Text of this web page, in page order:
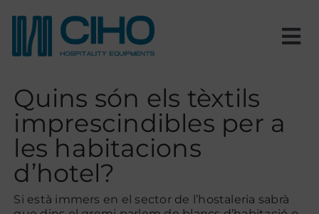
content
Nosaltres
Productes
Quins són els tèxtils
imprescindibles per a
les habitacions
d’hotel?
Si està immers en el sector de l’hostaleria sabrà